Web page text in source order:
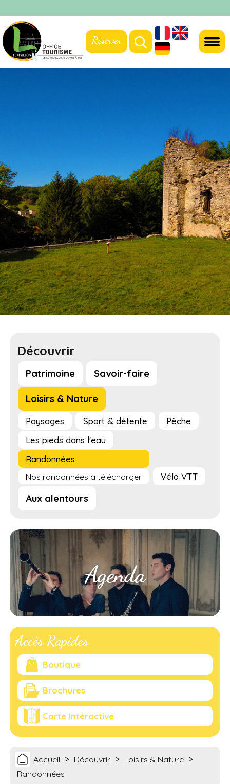
Réserver
Découvrir
Patrimoine Savoir-faire
Loisirs & Nature
Paysages Sport & détente
Pêche
Les pieds dans l'eau
Randonnées
Nos randonnées à télécharger Vélo VTT
Aux alentours
Agenda
Accès Rapides
Boutique
Brochures
Carte Intéractive
Accueil > Découvrir > Loisirs & Nature >
Randonnées